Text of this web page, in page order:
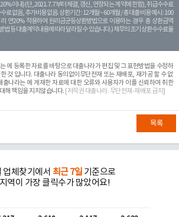
이내) (단, 2021. 7. 7부터 체결, 갱신, 연장되는 계 약에 한함), 취급수수료
료 없음, 추가비용 없음. 상환기간 : 12개월 ~ 60개월 / 총 대출 비용 예시 : 100
연20% 적용하여 원리금균등상환방법으로 이용하는 경우 총 상환금액
법 등 대출계약 내용에 따라 달라질 수 있습니다.) 채무의 조기 상환수수료율
에 등록한 자료를 바탕으로 대출나라가 편집 및 그 표현방법을 수정하
것 입니다. 대출나라 동의없이무단전재 또는 재배포, 재가공 할 수 없
출나라는 에 게재한 자료에 대한 오류와 사용자가 이를 신뢰하여 취한
해 책임을 지지않습니다. [저작권 대출나라. 무단전재-재배포 금지]
목록
업체찾기에서 최근 7일 기준으로
지역이 가장 클릭수가 많았어요!